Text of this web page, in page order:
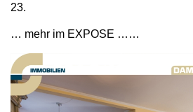
23.
… mehr im EXPOSE ……